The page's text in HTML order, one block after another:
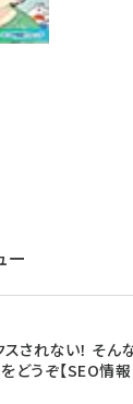
ー
されない！ そん
どうぞ【SEO情報